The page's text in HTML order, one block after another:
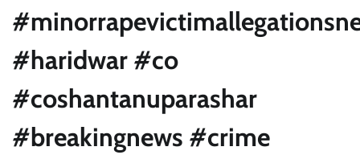
#haridwar #co
#coshantanuparashar
#breakingnews #crime